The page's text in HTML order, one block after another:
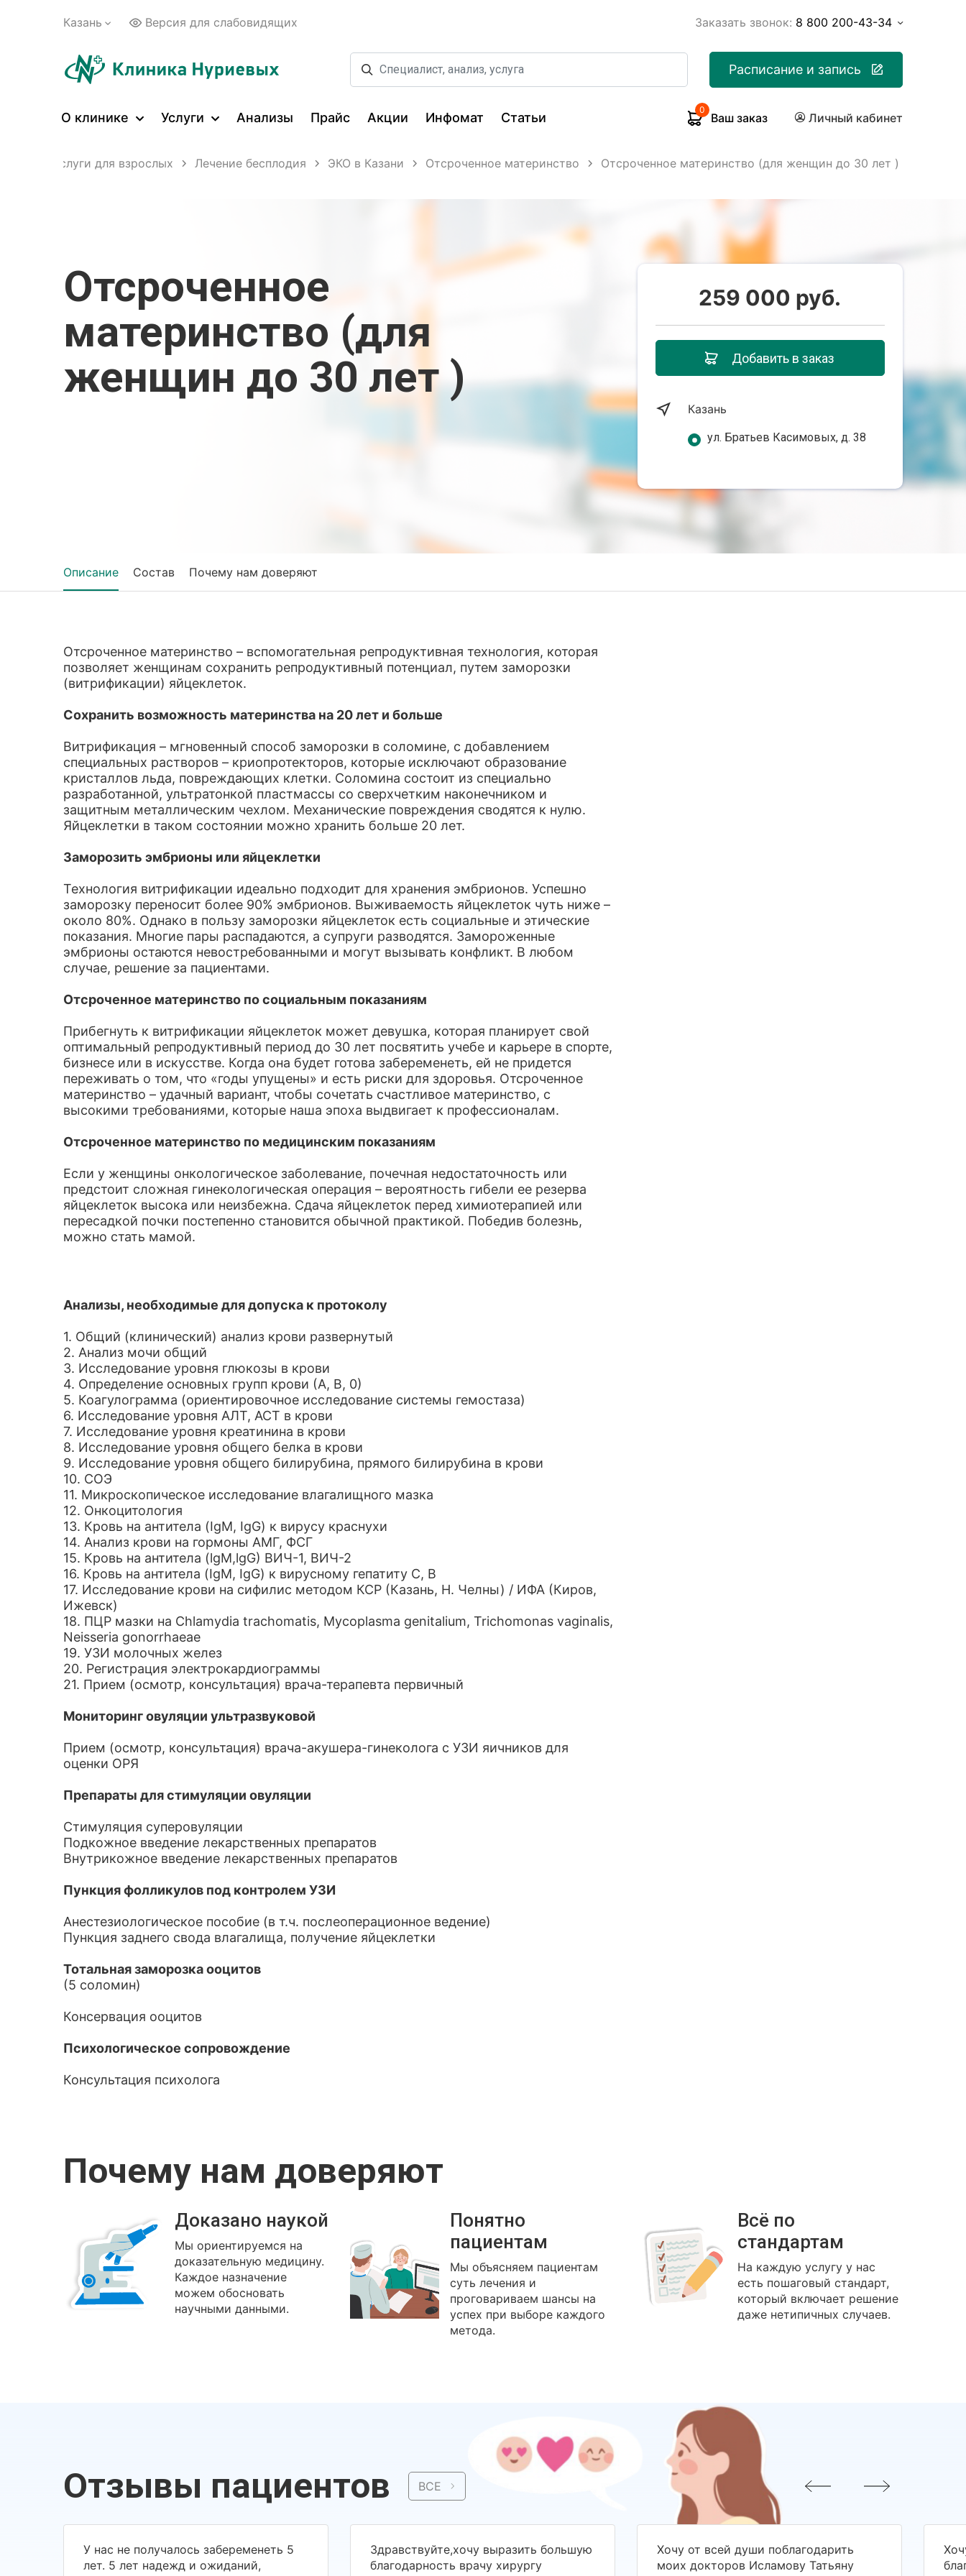
Казань Версия для слабовидящих Заказать звонок: 8 800 200-43-34
Расписание и запись
О клинике Услуги Анализы Прайс Акции Инфомат Статьи
0
Ваш заказ Личный кабинет
услуги для взрослых Лечение бесплодия ЭКО в Казани Отсроченное материнство Отсроченное материнство (для женщин до 30 лет )
Отсроченное
материнство (для
женщин до 30 лет )
259 000 руб.
Добавить в заказ
Казань
ул. Братьев Касимовых, д. 38
Описание Состав Почему нам доверяют
Отсроченное материнство – вспомогательная репродуктивная технология, которая
позволяет женщинам сохранить репродуктивный потенциал, путем заморозки
(витрификации) яйцеклеток.
Сохранить возможность материнства на 20 лет и больше
Витрификация – мгновенный способ заморозки в соломине, с добавлением
специальных растворов – криопротекторов, которые исключают образование
кристаллов льда, повреждающих клетки. Соломина состоит из специально
разработанной, ультратонкой пластмассы со сверхчетким наконечником и
защитным металлическим чехлом. Механические повреждения сводятся к нулю.
Яйцеклетки в таком состоянии можно хранить больше 20 лет.
Заморозить эмбрионы или яйцеклетки
Технология витрификации идеально подходит для хранения эмбрионов. Успешно
заморозку переносит более 90% эмбрионов. Выживаемость яйцеклеток чуть ниже –
около 80%. Однако в пользу заморозки яйцеклеток есть социальные и этические
показания. Многие пары распадаются, а супруги разводятся. Замороженные
эмбрионы остаются невостребованными и могут вызывать конфликт. В любом
случае, решение за пациентами.
Отсроченное материнство по социальным показаниям
Прибегнуть к витрификации яйцеклеток может девушка, которая планирует свой
оптимальный репродуктивный период до 30 лет посвятить учебе и карьере в спорте,
бизнесе или в искусстве. Когда она будет готова забеременеть, ей не придется
переживать о том, что «годы упущены» и есть риски для здоровья. Отсроченное
материнство – удачный вариант, чтобы сочетать счастливое материнство, с
высокими требованиями, которые наша эпоха выдвигает к профессионалам.
Отсроченное материнство по медицинским показаниям
Если у женщины онкологическое заболевание, почечная недостаточность или
предстоит сложная гинекологическая операция – вероятность гибели ее резерва
яйцеклеток высока или неизбежна. Сдача яйцеклеток перед химиотерапией или
пересадкой почки постепенно становится обычной практикой. Победив болезнь,
можно стать мамой.
Анализы, необходимые для допуска к протоколу
1. Общий (клинический) анализ крови развернутый
2. Анализ мочи общий
3. Исследование уровня глюкозы в крови
4. Определение основных групп крови (А, В, 0)
5. Коагулограмма (ориентировочное исследование системы гемостаза)
6. Исследование уровня АЛТ, АСТ в крови
7. Исследование уровня креатинина в крови
8. Исследование уровня общего белка в крови
9. Исследование уровня общего билирубина, прямого билирубина в крови
10. СОЭ
11. Микроскопическое исследование влагалищного мазка
12. Онкоцитология
13. Кровь на антитела (IgM, IgG) к вирусу краснухи
14. Анализ крови на гормоны АМГ, ФСГ
15. Кровь на антитела (lgM,lgG) ВИЧ-1, ВИЧ-2
16. Кровь на антитела (IgM, IgG) к вирусному гепатиту С, В
17. Исследование крови на сифилис методом КСР (Казань, Н. Челны) / ИФА (Киров,
Ижевск)
18. ПЦР мазки на Chlamydia trachomatis, Mycoplasma genitalium, Trichomonas vaginalis,
Neisseria gonorrhaeae
19. УЗИ молочных желез
20. Регистрация электрокардиограммы
21. Прием (осмотр, консультация) врача-терапевта первичный
Мониторинг овуляции ультразвуковой
Прием (осмотр, консультация) врача-акушера-гинеколога с УЗИ яичников для
оценки ОРЯ
Препараты для стимуляции овуляции
Стимуляция суперовуляции
Подкожное введение лекарственных препаратов
Внутрикожное введение лекарственных препаратов
Пункция фолликулов под контролем УЗИ
Анестезиологическое пособие (в т.ч. послеоперационное ведение)
Пункция заднего свода влагалища, получение яйцеклетки
Тотальная заморозка ооцитов
(5 соломин)
Консервация ооцитов
Психологическое сопровождение
Консультация психолога
Почему нам доверяют
Доказано наукой
Мы ориентируемся на
доказательную медицину.
Каждое назначение
можем обосновать
научными данными.
Понятно
пациентам
Мы объясняем пациентам
суть лечения и
проговариваем шансы на
успех при выборе каждого
метода.
Всё по
стандартам
На каждую услугу у нас
есть пошаговый стандарт,
который включает решение
даже нетипичных случаев.
Отзывы пациентов ВСЕ
У нас не получалось забеременеть 5
лет. 5 лет надежд и ожиданий,
Здравствуйте,хочу выразить большую
благодарность врачу хирургу
Хочу от всей души поблагодарить
моих докторов Исламову Татьяну